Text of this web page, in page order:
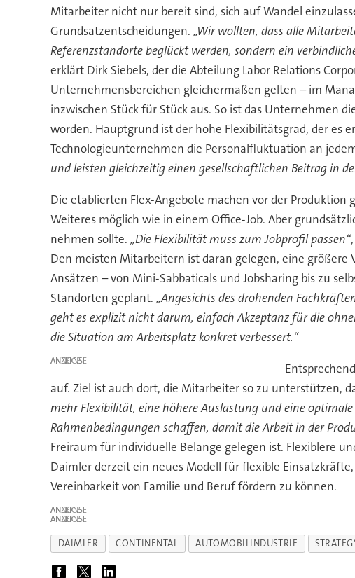
Mitarbeiter nicht nur bereit sind, sich auf Wandel
Grundsatzentscheidungen. „Wir wollten, dass alle
Referenzstandorte beglückt werden, sondern ein
erklärt Dirk Siebels, der die Abteilung Labor Relations
Unternehmensbereichen gleichermaßen gelten – im
inzwischen Stück für Stück aus. So ist das Unternehmen
worden. Hauptgrund ist der hohe Flexibilitätsgrad, der es
Technologieunternehmen die Personalfluktuation an
und leisten gleichzeitig einen gesellschaftlichen Beitrag in
Die etablierten Flex-Angebote machen vor der
Weiteres möglich wie in einem Office-Job. Aber
nehmen sollte. „Die Flexibilität muss zum Jobprofil passen“
Den meisten Mitarbeitern ist daran gelegen, eine
Ansätzen – von Mini-Sabbaticals und Jobsharing bis zu
Standorten geplant. „Angesichts des drohenden
geht es explizit nicht darum, einfach Akzeptanz für die
die Situation am Arbeitsplatz konkret verbessert.“
ANZEIGE
auf. Ziel ist auch dort, die Mitarbeiter so zu unterstützen,
mehr Flexibilität, eine höhere Auslastung und eine
Rahmenbedingungen schaffen, damit die Arbeit in der
Freiraum für individuelle Belange gelegen ist. Flexiblere
Daimler derzeit ein neues Modell für flexible
Vereinbarkeit von Familie und Beruf fördern zu können.
ANZEIGE
ANZEIGE
DAIMLER CONTINENTAL AUTOMOBILINDUSTRIE